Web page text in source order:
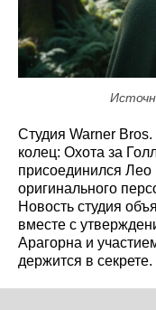
Студия Warner
колец: Охота за
присоединился
оригинального
Новость студия
вместе с
Арагорна и
держится в секрете.